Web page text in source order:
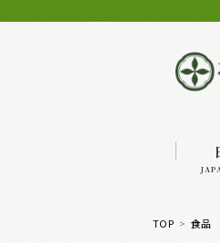
TOP 食品